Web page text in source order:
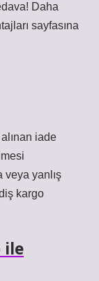
Daha
sayfasına
iade
veya yanlış
kargo
ile